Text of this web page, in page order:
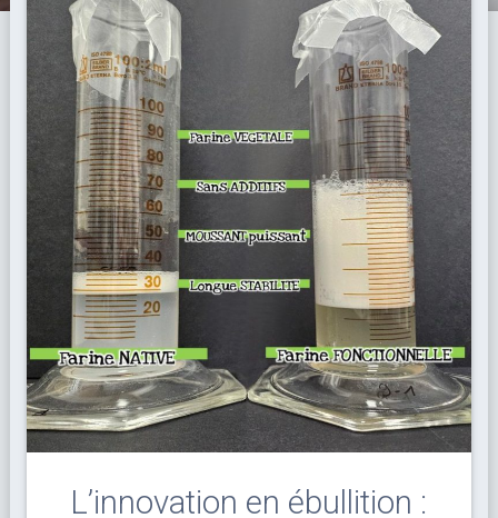
L’innovation en ébullition :